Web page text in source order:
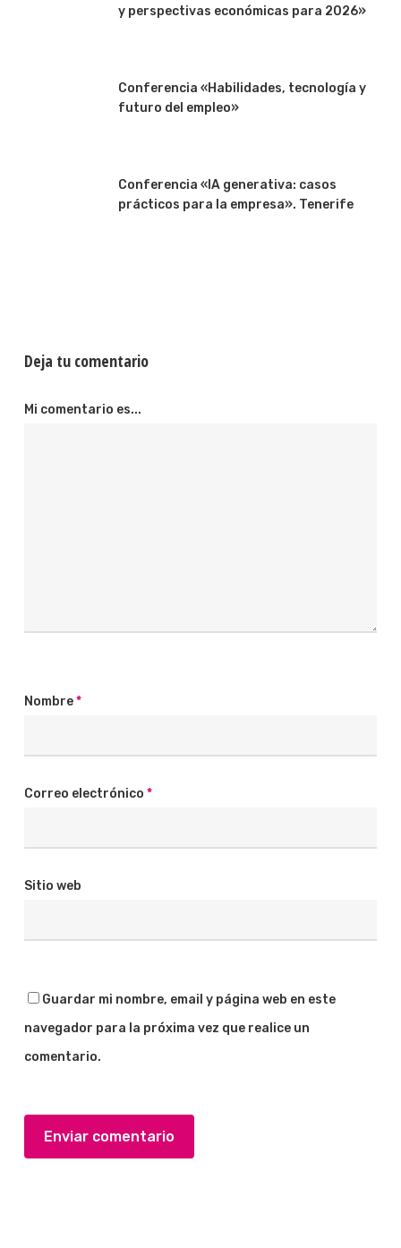
y perspectivas económicas para 2026»
Conferencia «Habilidades, tecnología y
futuro del empleo»
Conferencia «IA generativa: casos
prácticos para la empresa». Tenerife
Deja tu comentario
Mi comentario es...
Nombre*
Correo electrónico *
Sitio web
Guardar mi nombre, email y página web en este
navegador para la próxima vez que realice un
comentario.